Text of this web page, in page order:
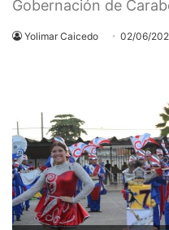
Gobernación de
Yolimar Caicedo 02/06/